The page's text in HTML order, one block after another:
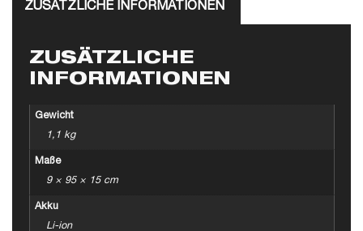
ZUSÄTZLICHE INFORMATIONEN
ZUSÄTZLICHE
INFORMATIONEN
Gewicht
1,1 kg
Maße
9 × 95 × 15 cm
Akku
Li-ion